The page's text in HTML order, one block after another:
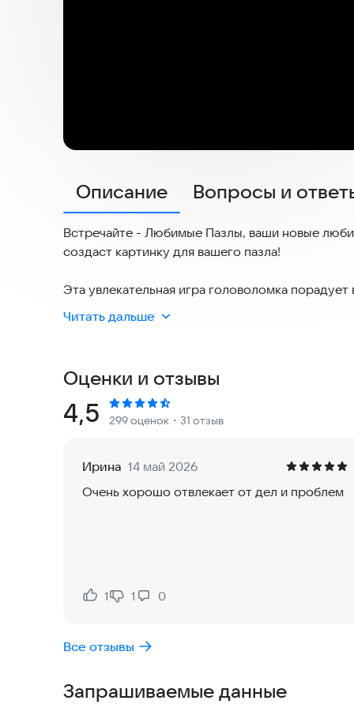
Описание Вопросы и
Встречайте - Любимые Пазлы, ваши новые
создаст картинку для вашего пазла!
Эта увлекательная игра головоломка
любой вкус! Любимые Пазлы будут интересны
сможете отрегулировать сложность и
разбросанных по полю частей! А ещё вы можете
фото! Соревнуйтесь с другими игроками,
Малахит! Любимые Пазлы ждут вас!
Особенности игры:
- Генерируйте пазлы с помощью нейросети
- 186 категорий: пазлы с собаками, пазлы с
- Класическая игра и Реалистичный режим
- Таблица лидеров и достижения
Читать дальше
Оценки и отзывы
Рейтинг:
4,5 299 оценок ・31 отзыв
Ирина 14 май 2026
Очень хорошо отвлекает от дел и проблем
Нравится:
1
Не нравится:
1 0
Все отзывы
Запрашиваемые данные